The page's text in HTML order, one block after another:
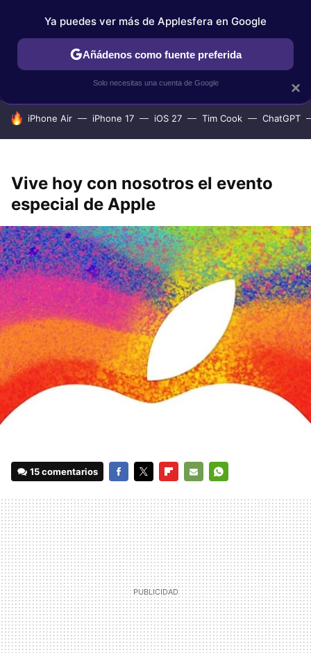
IPHONE TUTORIALES APPLESFERA SELECCIÓN
HOY SE HABLA DE
iPhone Air iPhone 17 iOS 27 Tim Cook ChatGPT
Vive hoy con nosotros el evento
especial de Apple
15 comentarios
MAIL
×
Ya puedes ver más de Applesfera en Google
Añádenos como fuente preferida
Solo necesitas una cuenta de Google